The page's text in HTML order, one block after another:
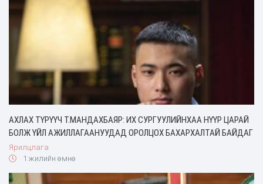
АХЛАХ ТҮРҮҮЧ Т.МАНДАХБАЯР: ИХ СУРГУУЛИЙНХАА НҮҮР ЦАРАЙ
БОЛЖ ҮЙЛ АЖИЛЛАГААНУУДАД ОРОЛЦОХ БАХАРХАЛТАЙ БАЙДАГ
Ярилцлага
1 жилийн өмнө